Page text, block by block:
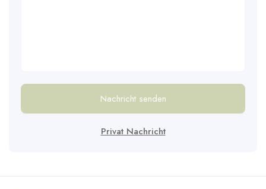
Nachricht senden
Privat Nachricht